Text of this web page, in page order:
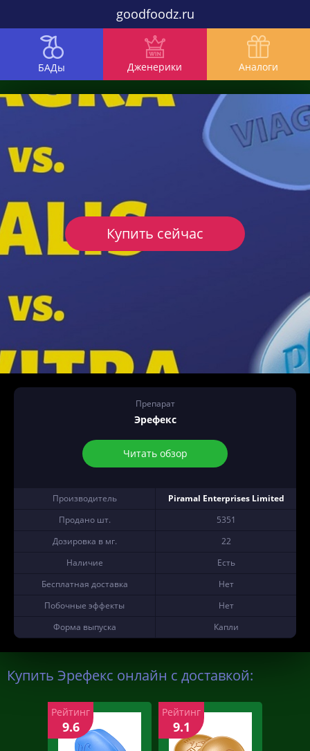
goodfoodz.ru
БАДы Дженерики Аналоги
Препарат
Эрефекс
Читать обзор
Производитель
Piramal Enterprises Limited
Продано шт.
5351
Дозировка в мг.
22
Наличие
Есть
Бесплатная доставка
Нет
Побочные эффекты
Нет
Форма выпуска
Капли
Купить сейчас
Купить Эрефекс онлайн с доставкой:
Рейтинг
9.6
Рейтинг
9.1